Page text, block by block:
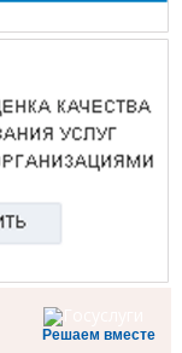
Решаем вместе